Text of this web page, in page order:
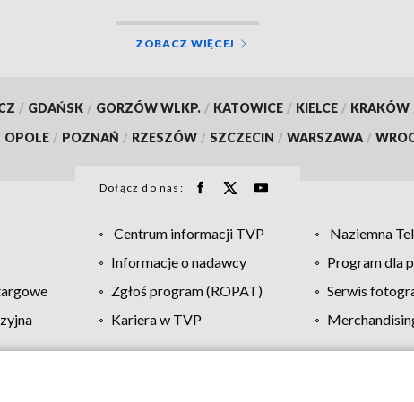
ZOBACZ WIĘCEJ
/ GDAŃSK / GORZÓW WLKP. / KATOWICE / KIELCE / KRAKÓW
OPOLE / POZNAŃ / RZESZÓW / SZCZECIN / WARSZAWA /
Dołącz do nas:
Centrum informacji TVP Naziemna
Informacje o nadawcy
Program dla
Zgłoś program (ROPAT)
Serwis
Kariera w TVP